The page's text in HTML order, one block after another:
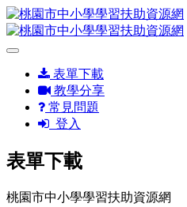
表單下載
教學分享
常見問題
登入
表單下載
桃園市中小學學習扶助資源網